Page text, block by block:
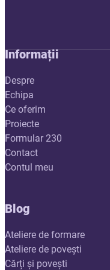
Informații
Despre
Echipa
Ce oferim
Proiecte
Formular 230
Contact
Contul meu
Blog
Ateliere de formare
Ateliere de povești
Cărți și povești